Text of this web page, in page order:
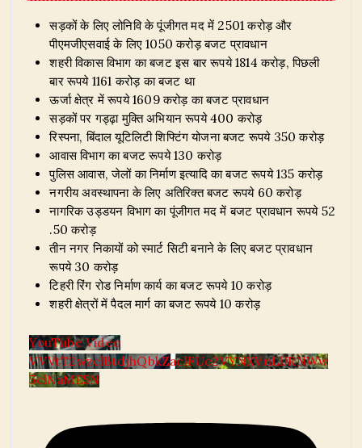
सड़कों के लिए लोनिवि के पूंजीगत मद में 2501 करोड़ और
पीएमजीएसवाई के लिए 1050 करोड़ बजट प्रावधान
शहरी विकास विभाग का बजट इस बार रूपये 1814 करोड़, पिछली
बार रूपये 1161 करोड़ का बजट था
ऊर्जा क्षेत्र में रूपये 1609 करोड़ का बजट प्रावधान
सड़कों पर गड्ढ़ा मुक्ति अभियान रूपये 400 करोड़
रिस्पना, बिंदाल यूटिलिटी शिफ्टिंग योजना बजट रूपये 350 करोड़
आवास विभाग का बजट रूपये 130 करोड़
पुलिस आवास, जेलों का निर्माण इत्यादि का बजट रूपये 135 करोड़
नगरीय अवस्थापना के लिए अतिरिक्त बजट रूपये 60 करोड़
नागरिक उड्डयन विभाग का पूंजीगत मद में बजट प्रावधान रूपये 52
.50 करोड़
तीन नगर निकायों को स्मार्ट सिटी बनाने के लिए बजट प्रावधान
रूपये 30 करोड़
टिहरी रिंग रोड निर्माण कार्य का बजट रूपये 10 करोड़
शहरी क्षेत्रों में पैदल मार्ग का बजट रूपये 10 करोड़
YouTube Video
VVVtT2wzclBtdjhQbkZaclFUc2VYNXVnLlJRNWw
5clNaME5N